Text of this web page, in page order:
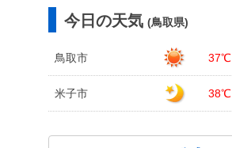
今日の天気 (鳥取県)
鳥取市 37℃
米子市 38℃